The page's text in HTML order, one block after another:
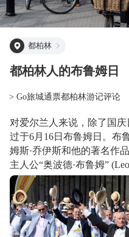
都柏林
都柏林人的布鲁姆日
> Go旅城通票都柏林游记评论
对爱尔兰人来说，除了国
过于6月16日布鲁姆日。布
姆斯·乔伊斯和他的著名作
主人公“奥波德·布鲁姆”